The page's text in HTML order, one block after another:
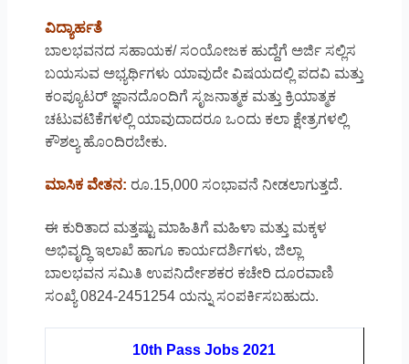
ವಿದ್ಯಾರ್ಹತೆ
ಬಾಲಭವನದ ಸಹಾಯಕ/ ಸಂಯೋಜಕ ಹುದ್ದೆಗೆ ಅರ್ಜಿ ಸಲ್ಲಿಸ
ಬಯಸುವ ಅಭ್ಯರ್ಥಿಗಳು ಯಾವುದೇ ವಿಷಯದಲ್ಲಿ ಪದವಿ ಮತ್ತು
ಕಂಪ್ಯೂಟರ್ ಜ್ಞಾನದೊಂದಿಗೆ ಸೃಜನಾತ್ಮಕ ಮತ್ತು ಕ್ರಿಯಾತ್ಮಕ
ಚಟುವಟಿಕೆಗಳಲ್ಲಿ ಯಾವುದಾದರೂ ಒಂದು ಕಲಾ ಕ್ಷೇತ್ರಗಳಲ್ಲಿ
ಕೌಶಲ್ಯ ಹೊಂದಿರಬೇಕು.
ಮಾಸಿಕ ವೇತನ: ರೂ.15,000 ಸಂಭಾವನೆ ನೀಡಲಾಗುತ್ತದೆ.
ಈ ಕುರಿತಾದ ಮತ್ತಷ್ಟು ಮಾಹಿತಿಗೆ ಮಹಿಳಾ ಮತ್ತು ಮಕ್ಕಳ
ಅಭಿವೃದ್ಧಿ ಇಲಾಖೆ ಹಾಗೂ ಕಾರ್ಯದರ್ಶಿಗಳು, ಜಿಲ್ಲಾ
ಬಾಲಭವನ ಸಮಿತಿ ಉಪನಿರ್ದೇಶಕರ ಕಚೇರಿ ದೂರವಾಣಿ
ಸಂಖ್ಯೆ 0824-2451254 ಯನ್ನು ಸಂಪರ್ಕಿಸಬಹುದು.
10th Pass Jobs 2021